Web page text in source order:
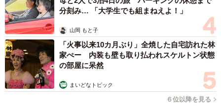
でしまったところをくっつけて握り込み、手を高く上げな
がらお義母さんの元へ走りました！お義母さんが仕事から
帰ってきてくれていて本当に良かったなと思います。
分刻み… 「大学生でも組まねえよ！」
山岡 もと子
「火事以来10カ月ぶり」全焼した自宅訪れた林
家ぺー 内装も壁も取り払われスケルトン状態
の部屋に呆然
まいどなトピック
６位以降を見る